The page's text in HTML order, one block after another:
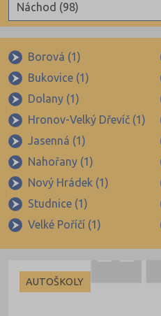
Náchod (98)
Beroun (85)
Blansko (88)
Brno-město (317)
Brno-venkov (149)
Bruntál (73)
Břeclav (84)
Česká Lípa (79)
České Budějovice (173)
Český Krumlov (49)
Děčín (106)
Domažlice (49)
Borová (1)
Bukovice (1)
Dolany (1)
Hronov-Velký Dřevíč (1)
Jasenná (1)
Nahořany (1)
Nový Hrádek (1)
Studnice (1)
Velké Poříčí (1)
AUTOŠKOLY